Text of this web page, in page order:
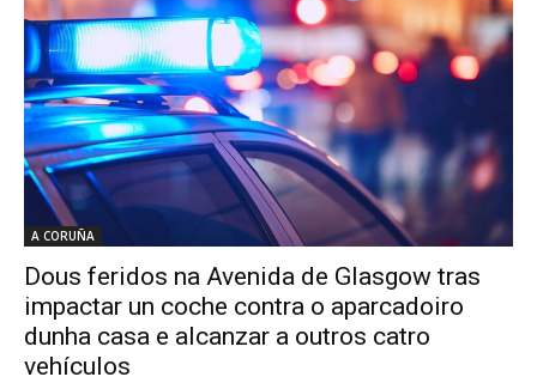
A CORUÑA
Dous feridos na Avenida de Glasgow tras
impactar un coche contra o aparcadoiro
dunha casa e alcanzar a outros catro
vehículos